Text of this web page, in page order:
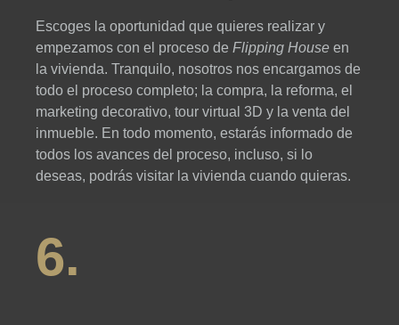
Escoges la oportunidad que quieres realizar y
empezamos con el proceso de Flipping House en
la vivienda. Tranquilo, nosotros nos encargamos de
todo el proceso completo; la compra, la reforma, el
marketing decorativo, tour virtual 3D y la venta del
inmueble. En todo momento, estarás informado de
todos los avances del proceso, incluso, si lo
deseas, podrás visitar la vivienda cuando quieras.
6.